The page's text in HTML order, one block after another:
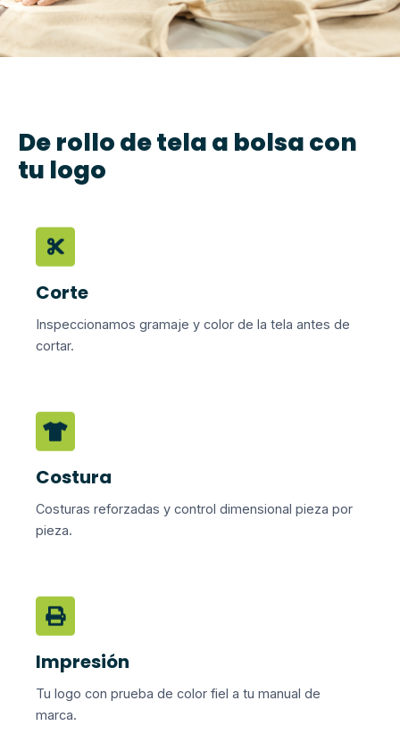
De rollo de tela a bolsa con
tu logo
Corte
Inspeccionamos gramaje y color de la tela antes de
cortar.
Costura
Costuras reforzadas y control dimensional pieza por
pieza.
Impresión
Tu logo con prueba de color fiel a tu manual de
marca.